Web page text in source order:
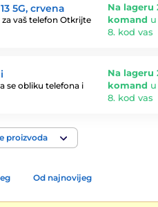
5G, crvena
vaš telefon Otkrijte
Na lageru
komand u
8. kod vas
se obliku telefona i
Na lageru
komand u
8. kod vas
proizvoda
Od najnovijeg